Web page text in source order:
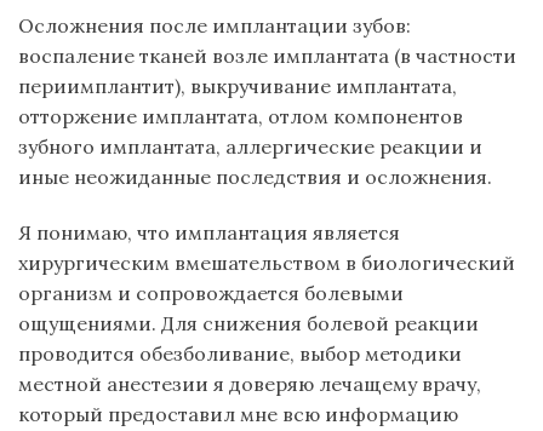
Осложнения после имплантации зубов:
воспаление тканей возле имплантата (в частности
периимплантит), выкручивание имплантата,
отторжение имплантата, отлом компонентов
зубного имплантата, аллергические реакции и
иные неожиданные последствия и осложнения.
Я понимаю, что имплантация является
хирургическим вмешательством в биологический
организм и сопровождается болевыми
ощущениями. Для снижения болевой реакции
проводится обезболивание, выбор методики
местной анестезии я доверяю лечащему врачу,
который предоставил мне всю информацию